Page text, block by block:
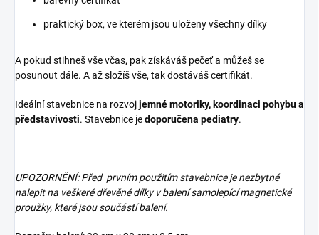
praktický box, ve kterém jsou uloženy všechny dílky
A pokud stihneš vše včas, pak získáváš pečeť a můžeš se
posunout dále. A až složíš vše, tak dostáváš certifikát.
Ideální stavebnice na rozvojjemné motoriky, koordinaci pohybu a
představivosti. Stavebnice jedoporučena pediatry.
UPOZORNĚNÍ:Před prvním použitím stavebnice je nezbytné
nalepit na veškeré dřevěné dílky v balení samolepící magnetické
proužky, které jsou součástí balení.